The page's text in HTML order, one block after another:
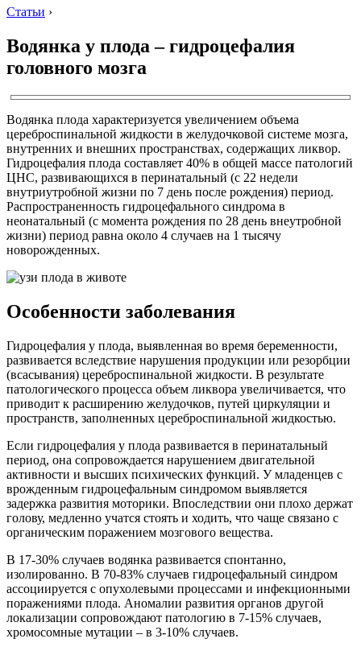
Статьи ›
Водянка у плода – гидроцефалия
головного мозга
Водянка плода характеризуется увеличением объема
цереброспинальной жидкости в желудочковой системе мозга,
внутренних и внешних пространствах, содержащих ликвор.
Гидроцефалия плода составляет 40% в общей массе патологий
ЦНС, развивающихся в перинатальный (с 22 недели
внутриутробной жизни по 7 день после рождения) период.
Распространенность гидроцефального синдрома в
неонатальный (с момента рождения по 28 день внеутробной
жизни) период равна около 4 случаев на 1 тысячу
новорожденных.
Особенности заболевания
Гидроцефалия у плода, выявленная во время беременности,
развивается вследствие нарушения продукции или резорбции
(всасывания) цереброспинальной жидкости. В результате
патологического процесса объем ликвора увеличивается, что
приводит к расширению желудочков, путей циркуляции и
пространств, заполненных цереброспинальной жидкостью.
Если гидроцефалия у плода развивается в перинатальный
период, она сопровождается нарушением двигательной
активности и высших психических функций. У младенцев с
врожденным гидроцефальным синдромом выявляется
задержка развития моторики. Впоследствии они плохо держат
голову, медленно учатся стоять и ходить, что чаще связано с
органическим поражением мозгового вещества.
В 17-30% случаев водянка развивается спонтанно,
изолированно. В 70-83% случаев гидроцефальный синдром
ассоциируется с опухолевыми процессами и инфекционными
поражениями плода. Аномалии развития органов другой
локализации сопровождают патологию в 7-15% случаев,
хромосомные мутации – в 3-10% случаев.